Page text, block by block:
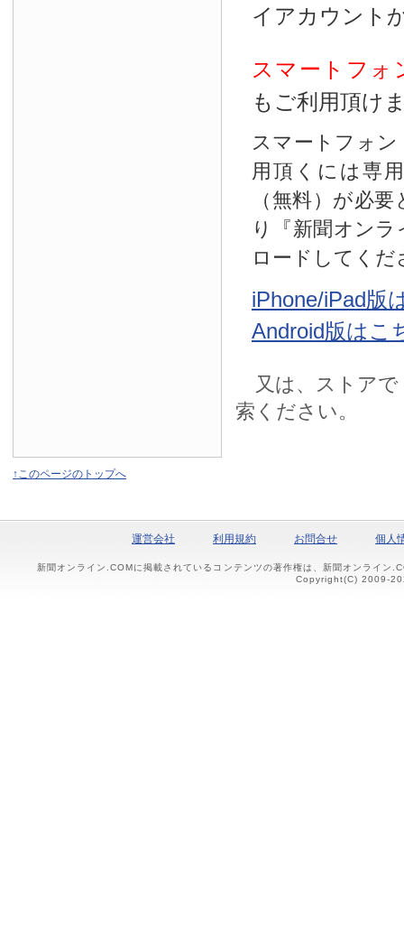
イアカウント
スマートフォ
もご利用頂け
スマートフォ
用頂くには専
（無料）が必
り『新聞オン
ロードしてくだ
iPhone/iPad版
Android版はこ
又は、ストアで
索ください。
↑このページのトップへ
運営会社 利用規約 お問合せ 個人
新聞オンライン.COMに掲載されているコンテンツの著作権は、新聞オンライン
Copyright(C) 2009-